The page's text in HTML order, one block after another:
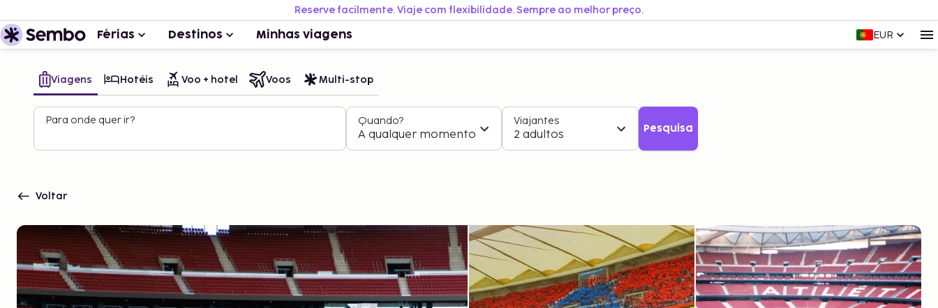
Reserve facilmente. Viaje com flexibilidade. Sempre ao melhor preço.
Férias Destinos Minhas viagens EUR
Viagens Hotéis Voo + hotel Voos Multi-stop
Para onde quer ir? Quando?
A qualquer momento
Viajantes
2 adultos Pesquisa
Voltar